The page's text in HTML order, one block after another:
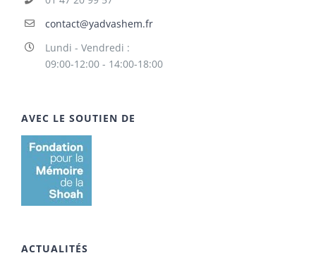
contact@yadvashem.fr
Lundi - Vendredi :
09:00-12:00 - 14:00-18:00
AVEC LE SOUTIEN DE
ACTUALITÉS